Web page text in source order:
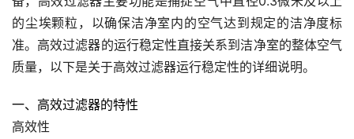
的尘埃颗粒，以确保洁净室内的空气达到规定的洁净度标
准。高效过滤器的运行稳定性直接关系到洁净室的整体空气
质量，以下是关于高效过滤器运行稳定性的详细说明。
一、高效过滤器的特性
高效性